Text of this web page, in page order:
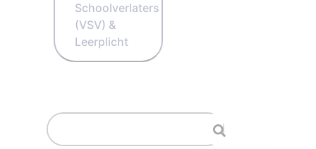
Schoolverlaters
(VSV) &
Leerplicht